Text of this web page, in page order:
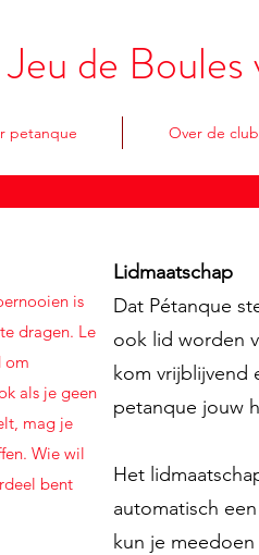
Jeu de
petanque Over de club
is
dragen. Le
om
als je geen
mag je
Wie wil
bent
Lidmaatschap
Dat Pétanque
ook lid worden
kom vrijblijvend
petanque jouw
Het
automatisch
kun je